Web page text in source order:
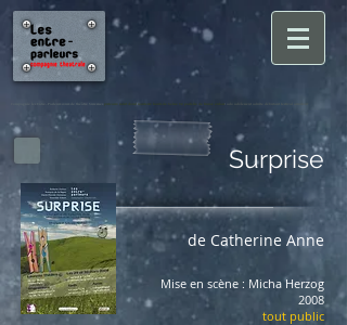
Compagnie les Entre-Parleurs cours de théâtre Suresnes puteaux saint cloud nanterre hauts de Seine 92 paris ile de france enfan
Surprise
de Catherine Anne
Mise en scène : Micha Herzog
2008
tout public